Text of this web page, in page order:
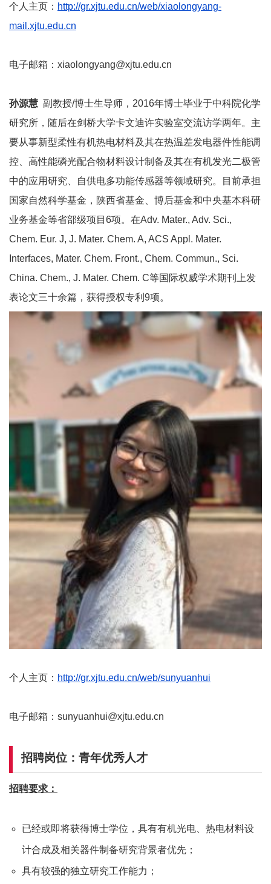
个人主页： http://gr.xjtu.edu.cn/web/xiaolongyang-
mail.xjtu.edu.cn
电子邮箱：xiaolongyang@xjtu.edu.cn
孙源慧 副教授/博士生导师，2016年博士毕业于中科院化学
研究所，随后在剑桥大学卡文迪许实验室交流访学两年。主
要从事新型柔性有机热电材料及其在热温差发电器件性能调
控、高性能磷光配合物材料设计制备及其在有机发光二极管
中的应用研究、自供电多功能传感器等领域研究。目前承担
国家自然科学基金，陕西省基金、博后基金和中央基本科研
业务基金等省部级项目6项。在Adv. Mater., Adv. Sci.,
Chem. Eur. J, J. Mater. Chem. A, ACS Appl. Mater.
Interfaces, Mater. Chem. Front., Chem. Commun., Sci.
China. Chem., J. Mater. Chem. C等国际权威学术期刊上发
表论文三十余篇，获得授权专利9项。
个人主页： http://gr.xjtu.edu.cn/web/sunyuanhui
电子邮箱：sunyuanhui@xjtu.edu.cn
招聘岗位：青年优秀人才
招聘要求：
已经或即将获得博士学位，具有有机光电、热电材料设
计合成及相关器件制备研究背景者优先；
具有较强的独立研究工作能力；